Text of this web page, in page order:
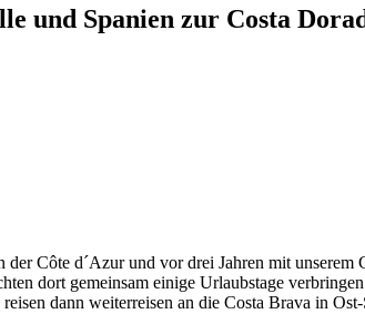
und Spanien zur Costa
Côte d´Azur und vor drei Jahren mit
dort gemeinsam einige Urlaubstage
dann weiterreisen an die Costa Brava in